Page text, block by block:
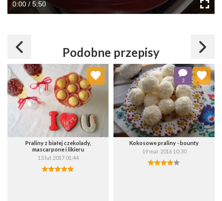
0:00 / 5:50
Podobne przepisy
Praliny z białej czekolady,
mascarpone i likieru
13 lut 2017 01:44
Dodaj do ulubionych
Wybierz listę:
Kokosowe praliny - bounty
19 mar 2016 10:30
2
Dodaj do ulubionych
Wybierz listę: